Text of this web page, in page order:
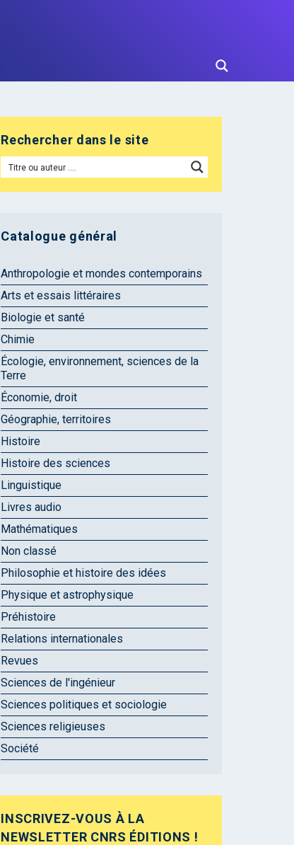
Rechercher dans le site
Catalogue général
Anthropologie et mondes contemporains
Arts et essais littéraires
Biologie et santé
Chimie
Écologie, environnement, sciences de la
Terre
Économie, droit
Géographie, territoires
Histoire
Histoire des sciences
Linguistique
Livres audio
Mathématiques
Non classé
Philosophie et histoire des idées
Physique et astrophysique
Préhistoire
Relations internationales
Revues
Sciences de l'ingénieur
Sciences politiques et sociologie
Sciences religieuses
Société
INSCRIVEZ-VOUS À LA
NEWSLETTER CNRS ÉDITIONS !